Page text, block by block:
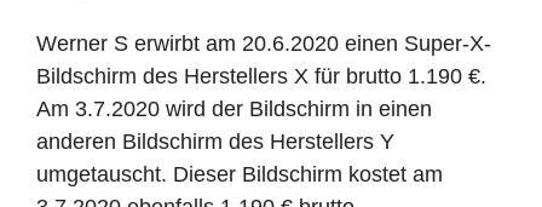
Werner S erwirbt am 20.6.2020 einen Super-X-
Bildschirm des Herstellers X für brutto 1.190 €.
Am 3.7.2020 wird der Bildschirm in einen
anderen Bildschirm des Herstellers Y
umgetauscht. Dieser Bildschirm kostet am